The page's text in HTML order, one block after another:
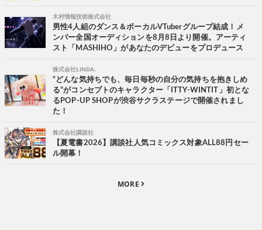
木村情報技術株式会社
男性4人組のダンス＆ボーカルVTuberグループ結成！メ
ンバー全国オーディションを8月8日より開催。アーティ
スト「MASHIHO」があなたのデビューをプロデュース
株式会社LINDA.
“どんな気持ちでも、毎日毎秒の自分の気持ちを抱きしめ
る”がコンセプトのキャラクター「ITTY-WINTIT」初とな
るPOP-UP SHOPが渋谷サクラステージで開催されまし
た！
株式会社講談社
【夏電書2026】講談社人気コミックス対象ALL88円セー
ル開幕！
MORE